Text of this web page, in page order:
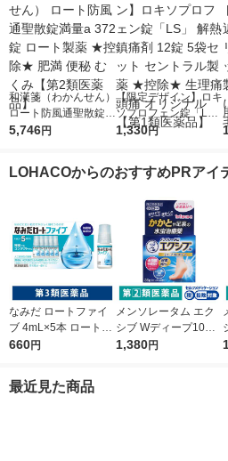
和漢箋（わかんせん）
ロート防風通聖散錠満
量a 372錠 ロート製薬
5,746円
【限定デザイン】ロキ
ソプロフェン錠「L
S」 解熱鎮痛剤 12錠
頭痛 オリジナル【第1
1,330円
LOHACOからのおすすめPRアイ
なみだ ロートファイ
ブ 4mL×5本 ロート製
薬 目薬 乾き目 疲れ目
660円
メンソレータム エク
シブ Wディープ10ク
リーム ロート製薬★
1,380円
最近見た商品